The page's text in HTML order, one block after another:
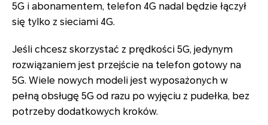
5G i abonamentem, telefon 4G nadal będzie łączył
się tylko z sieciami 4G.
Jeśli chcesz skorzystać z prędkości 5G, jedynym
rozwiązaniem jest przejście na telefon gotowy na
5G. Wiele nowych modeli jest wyposażonych w
pełną obsługę 5G od razu po wyjęciu z pudełka, bez
potrzeby dodatkowych kroków.